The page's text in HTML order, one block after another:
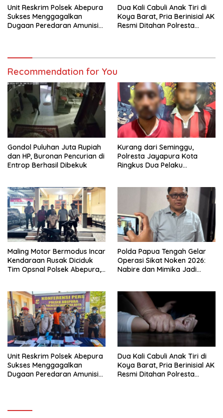
Unit Reskrim Polsek Abepura
Sukses Menggagalkan
Dugaan Peredaran Amunisi
Dua Kali Cabuli Anak Tiri di
Koya Barat, Pria Berinisial AK
Resmi Ditahan Polresta
Recommendation for You
Gondol Puluhan Juta Rupiah
dan HP, Buronan Pencurian di
Entrop Berhasil Dibekuk
Kurang dari Seminggu,
Polresta Jayapura Kota
Ringkus Dua Pelaku
Maling Motor Bermodus Incar
Kendaraan Rusak Diciduk
Tim Opsnal Polsek Abepura,
Polda Papua Tengah Gelar
Operasi Sikat Noken 2026:
Nabire dan Mimika Jadi
Unit Reskrim Polsek Abepura
Sukses Menggagalkan
Dugaan Peredaran Amunisi
Dua Kali Cabuli Anak Tiri di
Koya Barat, Pria Berinisial AK
Resmi Ditahan Polresta